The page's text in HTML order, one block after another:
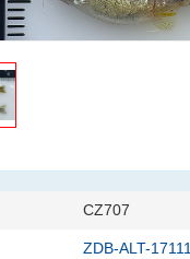
CZ707
ZDB-ALT-